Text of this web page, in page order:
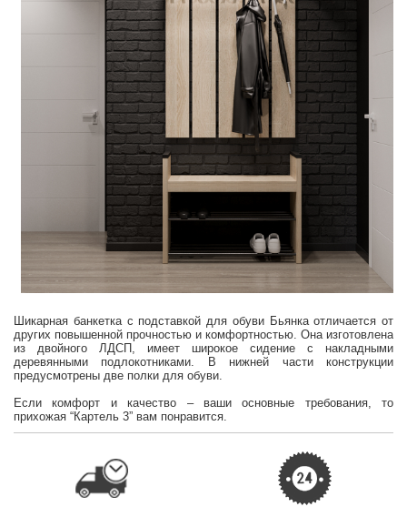
Шикарная банкетка с подставкой для обуви Бьянка отличается от
других повышенной прочностью и комфортностью. Она изготовлена
из двойного ЛДСП, имеет широкое сидение с накладными
деревянными подлокотниками. В нижней части конструкции
предусмотрены две полки для обуви.
Если комфорт и качество – ваши основные требования, то
прихожая “Картель 3” вам понравится.